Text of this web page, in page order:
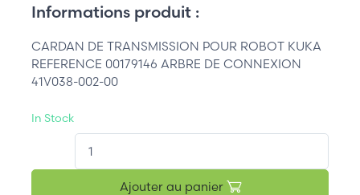
Informations produit :
CARDAN DE TRANSMISSION POUR ROBOT KUKA
REFERENCE 00179146 ARBRE DE CONNEXION
41V038-002-00
In Stock
Ajouter au panier